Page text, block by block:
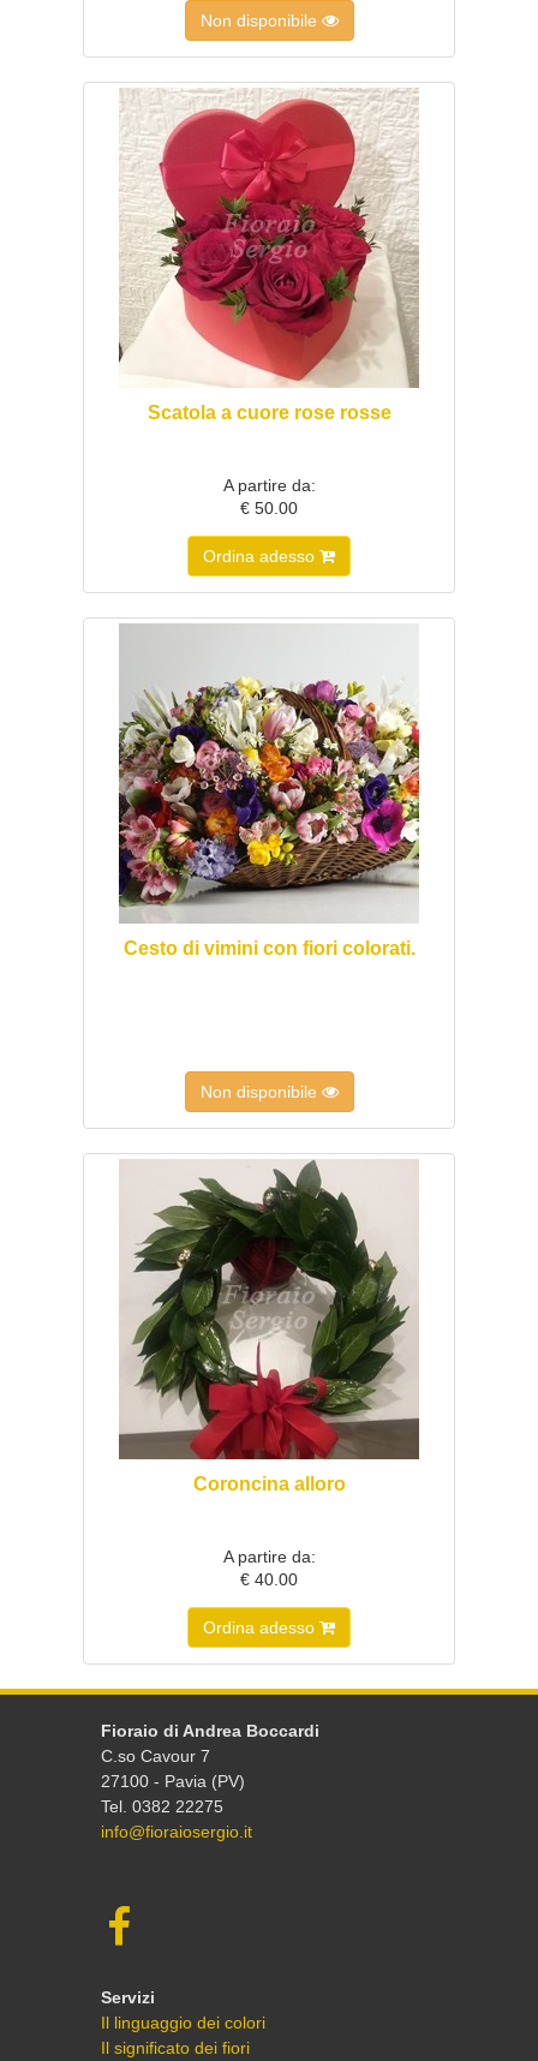
Non disponibile
Scatola a cuore rose rosse
A partire da:
€ 50.00
Ordina adesso
Cesto di vimini con fiori colorati.
Non disponibile
Coroncina alloro
A partire da:
€ 40.00
Ordina adesso
Fioraio di Andrea Boccardi
C.so Cavour 7
27100 - Pavia (PV)
Tel. 0382 22275
info@fioraiosergio.it
Servizi
Il linguaggio dei colori
Il significato dei fiori